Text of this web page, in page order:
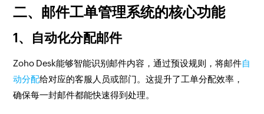
二、邮件工单管理系统的核心功能
1、自动化分配邮件
Zoho Desk能够智能识别邮件内容，通过预设规则，将邮件自
动分配给对应的客服人员或部门。这提升了工单分配效率，
确保每一封邮件都能快速得到处理。